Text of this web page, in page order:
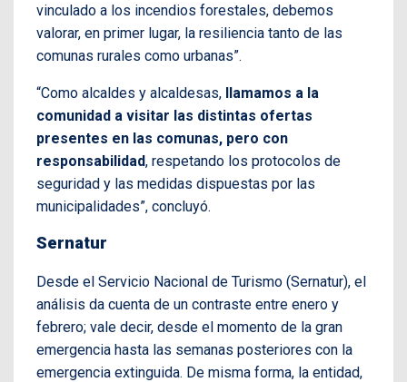
vinculado a los incendios forestales, debemos
valorar, en primer lugar, la resiliencia tanto de las
comunas rurales como urbanas”.
“Como alcaldes y alcaldesas, llamamos a la
comunidad a visitar las distintas ofertas
presentes en las comunas, pero con
responsabilidad, respetando los protocolos de
seguridad y las medidas dispuestas por las
municipalidades”, concluyó.
Sernatur
Desde el Servicio Nacional de Turismo (Sernatur), el
análisis da cuenta de un contraste entre enero y
febrero; vale decir, desde el momento de la gran
emergencia hasta las semanas posteriores con la
emergencia extinguida. De misma forma, la entidad,